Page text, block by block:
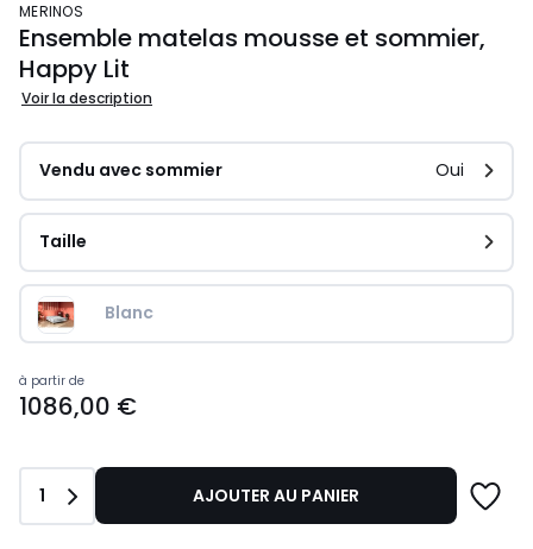
MERINOS
Ensemble matelas mousse et sommier,
Happy Lit
Voir la description
Vendu avec sommier Oui
Taille
Blanc
Prix
à
à partir de
1086,00 €
Quantité
1 AJOUTER AU PANIER